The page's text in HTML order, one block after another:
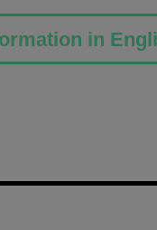
in